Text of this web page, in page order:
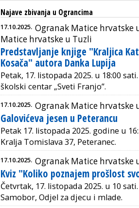
Najave zbivanja u Ograncima
17.10.2025. Ogranak Matice hrvatske
Matice hrvatske u Tuzli
Predstavljanje knjige "Kraljica
Kosača" autora Danka Lupija
Petak, 17. listopada 2025. u 18:00
školski centar „Sveti Franjo”.
17.10.2025. Ogranak Matice hrvatske
Galovićeva jesen u Peterancu
Petak 17. listopada 2025. godine u
Kralja Tomislava 37, Peteranec.
17.10.2025. Ogranak Matice hrvatske
Kviz "Koliko poznajem prošlost
Četvrtak, 17. listopada 2025. u 10
Samobor, Odjel za djecu i mlade.